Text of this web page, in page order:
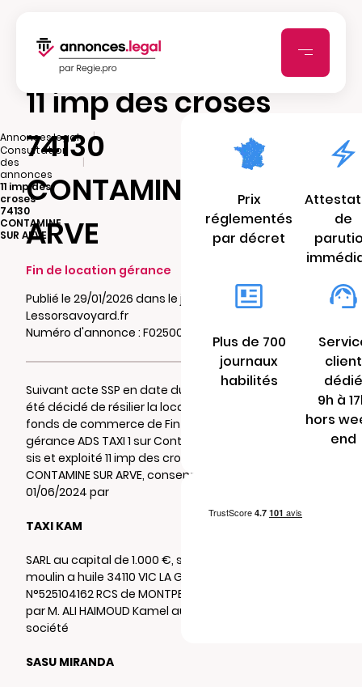
Annonces.legal
|
Consultation
des
annonces
|
11 imp des
croses
74130
CONTAMINE
SUR ARVE
11 imp des croses
74130
CONTAMINE SUR
ARVE
Fin de location gérance
Publié le 29/01/2026 dans le journal
Lessorsavoyard.fr
Numéro d'annonce : F02500662cn92
Suivant acte SSP en date du 10/01/2026, il a
été décidé de résilier la location-gérance du
fonds de commerce de Fin de location
gérance ADS TAXI 1 sur Contamine sur Arve,
sis et exploité 11 imp des croses 74130
CONTAMINE SUR ARVE, consentie depuis le
01/06/2024 par
TAXI KAM
SARL au capital de 1.000 €, sise 18 rue du
moulin a huile 34110 VIC LA GARDIOLE
N°525104162 RCS de MONTPELLIER représentée
par M. ALI HAIMOUD Kamel au profit de la
société
SASU MIRANDA
Prix
réglementés
par décret
de
Plus de 700
journaux
habilités
client
dédié
9h à
hors
end